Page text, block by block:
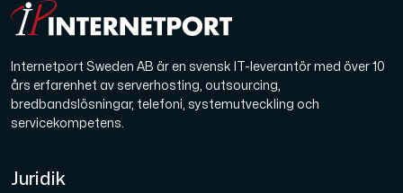
Internetport Sweden AB är en svensk IT-leverantör med över 10
års erfarenhet av serverhosting, outsourcing,
bredbandslösningar, telefoni, systemutveckling och
servicekompetens.
Juridik